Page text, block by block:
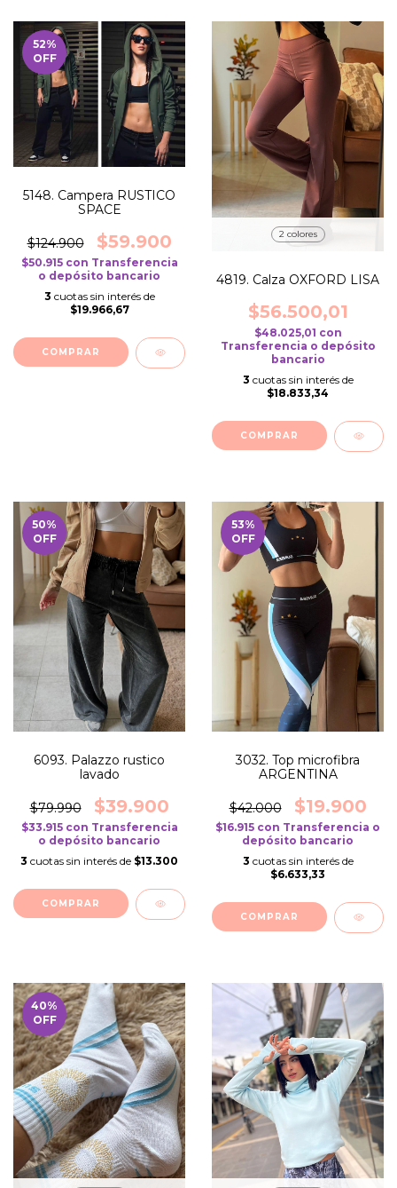
52%
OFF
5148. Campera RUSTICO
SPACE
$124.900 $59.900
$50.915 con Transferencia
o depósito bancario
3 cuotas sin interés de
$19.966,67
COMPRAR
2 colores
4819. Calza OXFORD LISA
$56.500,01
$48.025,01 con
Transferencia o depósito
bancario
3 cuotas sin interés de
$18.833,34
COMPRAR
50%
OFF
6093. Palazzo rustico
lavado
$79.990 $39.900
$33.915 con Transferencia
o depósito bancario
3 cuotas sin interés de $13.300
COMPRAR
53%
OFF
3032. Top microfibra
ARGENTINA
$42.000 $19.900
$16.915 con Transferencia o
depósito bancario
3 cuotas sin interés de
$6.633,33
COMPRAR
40%
OFF